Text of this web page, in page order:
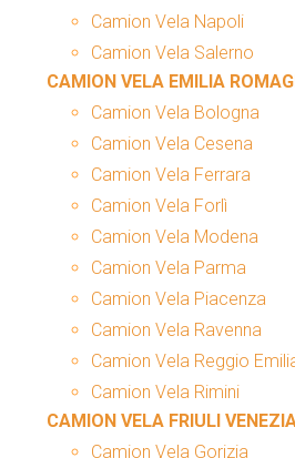
Camion Vela Napoli
Camion Vela Salerno
CAMION VELA EMILIA
Camion Vela Bologna
Camion Vela Cesena
Camion Vela Ferrara
Camion Vela Forlì
Camion Vela Modena
Camion Vela Parma
Camion Vela Piacenza
Camion Vela Ravenna
Camion Vela Reggio
Camion Vela Rimini
CAMION VELA FRIULI
Camion Vela Gorizia